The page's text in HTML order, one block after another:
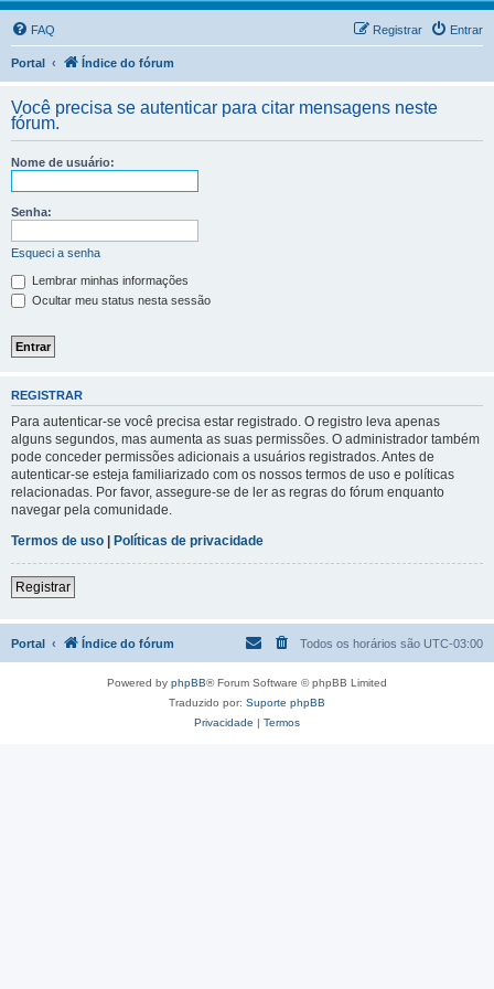
FAQ Entrar
Registrar
Portal Índice do fórum
Você precisa se autenticar para citar mensagens neste
fórum.
Nome de usuário:
Senha:
Esqueci a senha
Lembrar minhas informações
Ocultar meu status nesta sessão
REGISTRAR
Para autenticar-se você precisa estar registrado. O registro leva apenas
alguns segundos, mas aumenta as suas permissões. O administrador também
pode conceder permissões adicionais a usuários registrados. Antes de
autenticar-se esteja familiarizado com os nossos termos de uso e políticas
relacionadas. Por favor, assegure-se de ler as regras do fórum enquanto
navegar pela comunidade.
Termos de uso | Políticas de privacidade
Registrar
Portal Índice do fórum Todos os horários são UTC-03:00
Powered by phpBB® Forum Software © phpBB Limited
Traduzido por: Suporte phpBB
Privacidade | Termos